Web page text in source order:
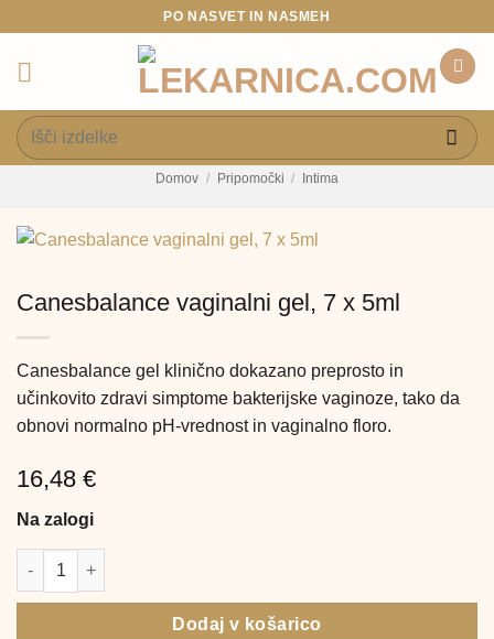
vsebino
PO NASVET IN NASMEH
Išči:
Domov / Pripomočki / Intima
Canesbalance vaginalni gel, 7 x 5ml
Canesbalance gel klinično dokazano preprosto in
učinkovito zdravi simptome bakterijske vaginoze, tako da
obnovi normalno pH-vrednost in vaginalno floro.
16,48 €
Na zalogi
Canesbalance vaginalni gel, 7 x 5ml količina
Dodaj v košarico